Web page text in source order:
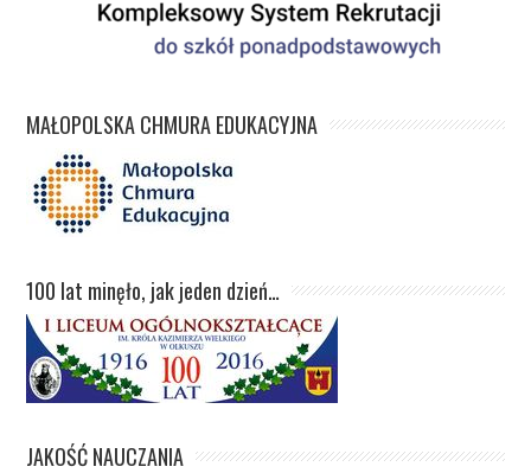
MAŁOPOLSKA CHMURA EDUKACYJNA
100 lat minęło, jak jeden dzień…
JAKOŚĆ NAUCZANIA